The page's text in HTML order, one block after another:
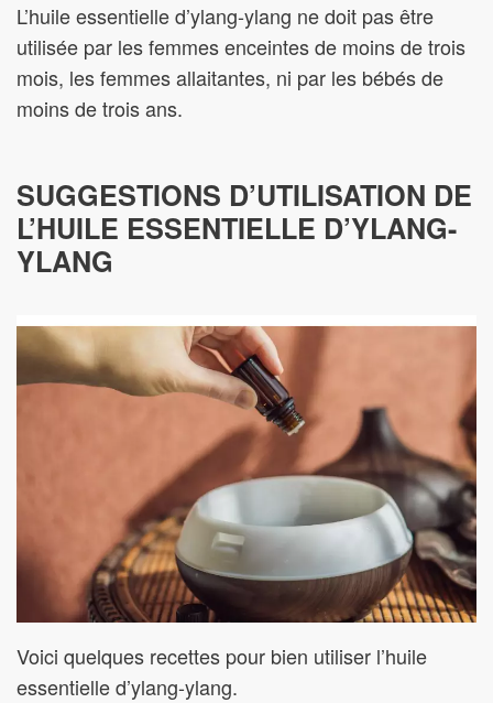
L’huile essentielle d’ylang-ylang ne doit pas être
utilisée par les femmes enceintes de moins de trois
mois, les femmes allaitantes, ni par les bébés de
moins de trois ans.
SUGGESTIONS D’UTILISATION DE
L’HUILE ESSENTIELLE D’YLANG-
YLANG
Voici quelques recettes pour bien utiliser l’huile
essentielle d’ylang-ylang.